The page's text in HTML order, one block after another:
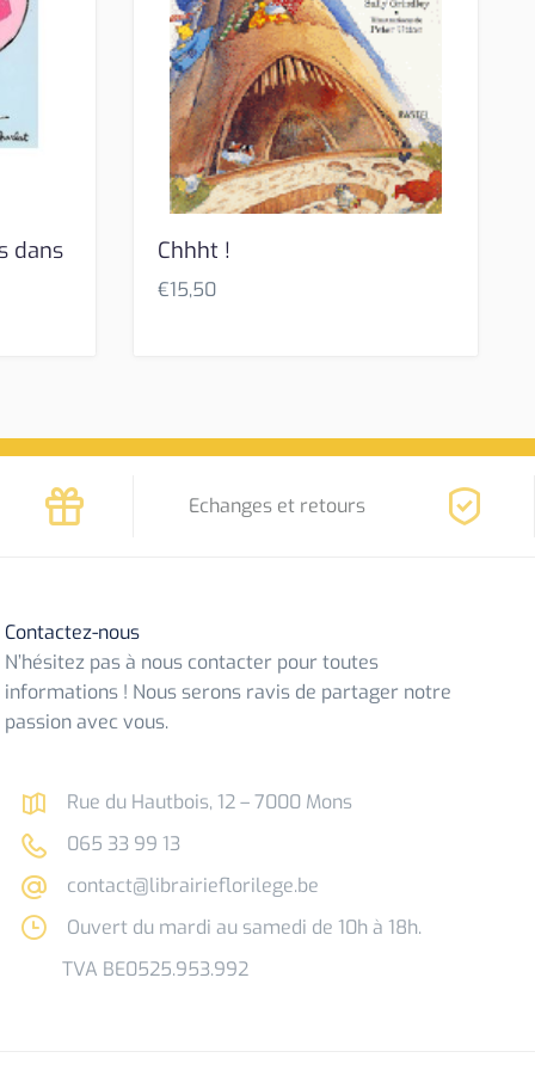
dans Chhht !
€15,50
Echanges et retours
Contactez-nous
N’hésitez pas à nous contacter pour toutes
informations ! Nous serons ravis de partager notre
passion avec vous.
Rue du Hautbois, 12 – 7000 Mons
065 33 99 13
contact@librairieflorilege.be
Ouvert du mardi au samedi de 10h à 18h.
TVA BE0525.953.992